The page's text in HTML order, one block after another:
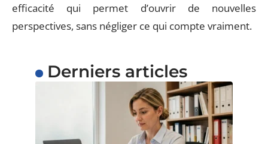
efficacité qui permet d’ouvrir de nouvelles
perspectives, sans négliger ce qui compte vraiment.
Derniers articles